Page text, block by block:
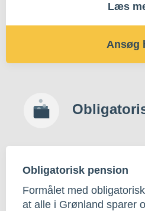
Læs
Ansøg
Obligatorisk pension
Formålet med
at alle i Grønland sparer